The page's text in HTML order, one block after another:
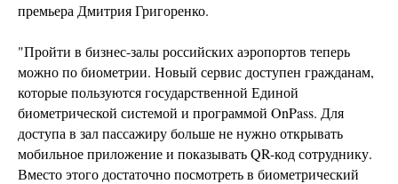
премьера Дмитрия Григоренко.
"Пройти в бизнес-залы российских аэропортов теперь
можно по биометрии. Новый сервис доступен гражданам,
которые пользуются государственной Единой
биометрической системой и программой OnPass. Для
доступа в зал пассажиру больше не нужно открывать
мобильное приложение и показывать QR-код сотруднику.
Вместо этого достаточно посмотреть в биометрический